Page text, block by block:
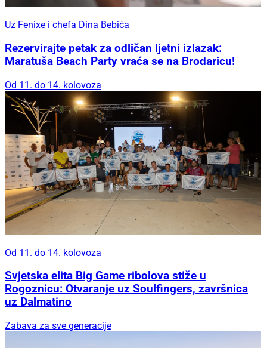
Uz Fenixe i chefa Dina Bebića
Rezervirajte petak za odličan ljetni izlazak:
Maratuša Beach Party vraća se na Brodaricu!
Od 11. do 14. kolovoza
Od 11. do 14. kolovoza
Svjetska elita Big Game ribolova stiže u
Rogoznicu: Otvaranje uz Soulfingers, završnica
uz Dalmatino
Zabava za sve generacije